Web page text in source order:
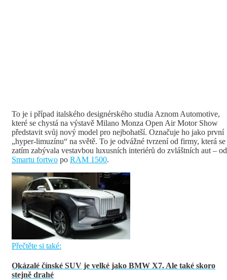
To je i případ italského designérského studia Aznom Automotive,
které se chystá na výstavě Milano Monza Open Air Motor Show
představit svůj nový model pro nejbohatší. Označuje ho jako první
„hyper-limuzínu“ na světě. To je odvážné tvrzení od firmy, která se
zatím zabývala vestavbou luxusních interiérů do zvláštních aut – od
Smartu fortwo po RAM 1500.
Přečtěte si také:
Okázalé čínské SUV je velké jako BMW X7. Ale také skoro
stejně drahé